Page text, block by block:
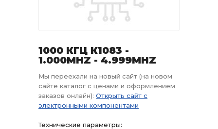
1000 КГЦ К1083 -
1.000MHZ - 4.999MHZ
Мы переехали на новый сайт (на новом
сайте каталог с ценами и оформлением
заказов онлайн): Открыть сайт с
электронными компонентами
Технические параметры: